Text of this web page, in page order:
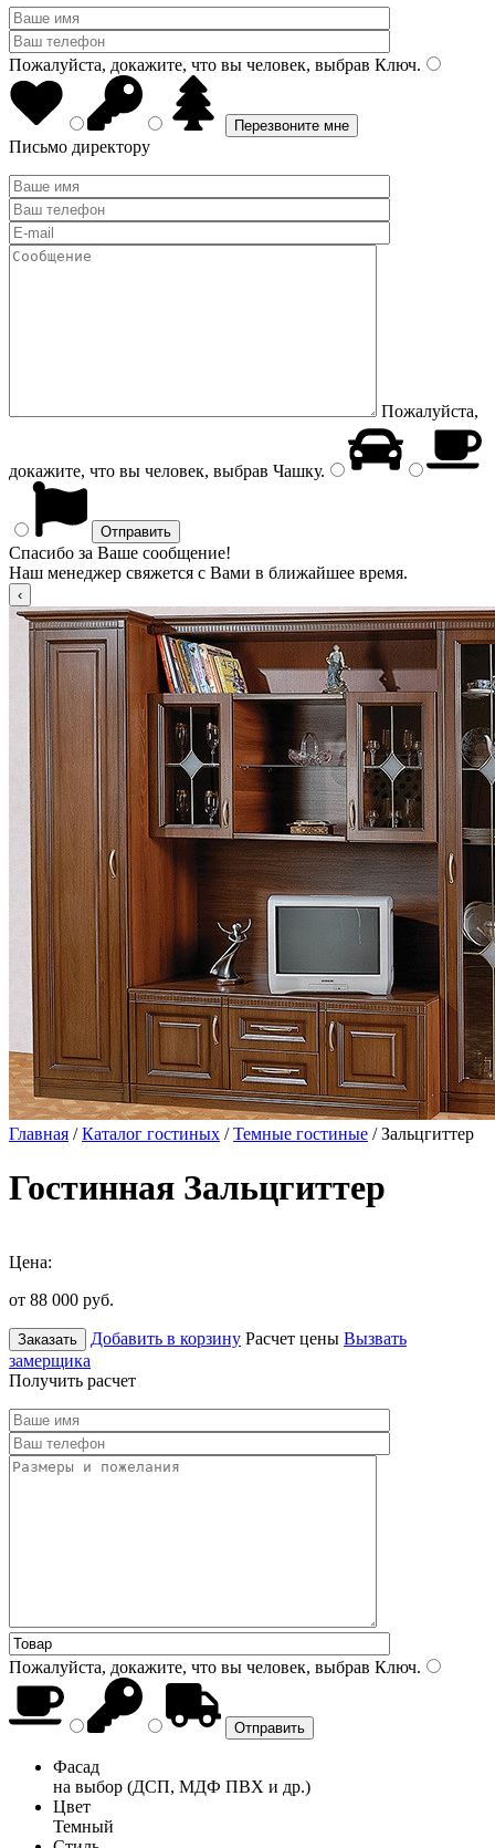
Пожалуйста, докажите, что вы человек, выбрав Ключ.
Письмо директору
Пожалуйста,
докажите, что вы человек, выбрав Чашку.
Спасибо за Ваше сообщение!
Наш менеджер свяжется с Вами в ближайшее время.
Главная /Каталог гостиных /Темные гостиные / Зальцгиттер
Гостинная Зальцгиттер
Цена:
от 88 000 руб.
Заказать Добавить в корзину Расчет цены Вызвать
замерщика
Получить расчет
Пожалуйста, докажите, что вы человек, выбрав Ключ.
Фасад
на выбор (ДСП, МДФ ПВХ и др.)
Цвет
Темный